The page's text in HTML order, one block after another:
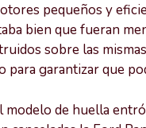
pequeños y
bien que fueran
sobre las
para garantizar que
modelo de huella